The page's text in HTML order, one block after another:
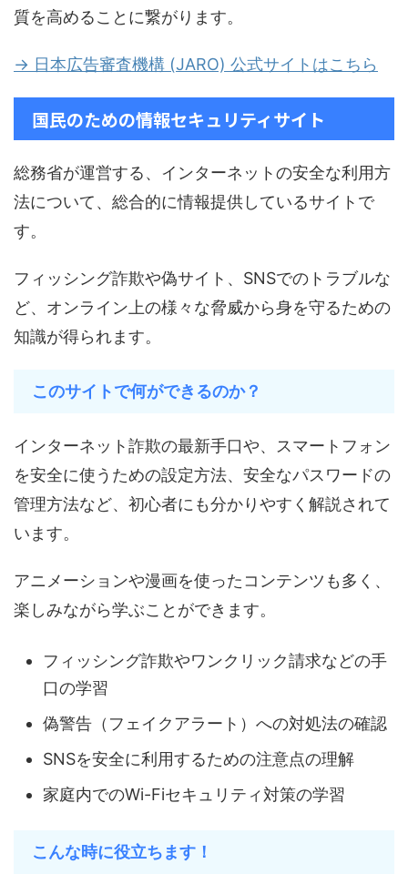
質を高めることに繋がります。
→ 日本広告審査機構 (JARO) 公式サイトはこちら
国民のための情報セキュリティサイト
総務省が運営する、インターネットの安全な利用方
法について、総合的に情報提供しているサイトで
す。
フィッシング詐欺や偽サイト、SNSでのトラブルな
ど、オンライン上の様々な脅威から身を守るための
知識が得られます。
このサイトで何ができるのか？
インターネット詐欺の最新手口や、スマートフォン
を安全に使うための設定方法、安全なパスワードの
管理方法など、初心者にも分かりやすく解説されて
います。
アニメーションや漫画を使ったコンテンツも多く、
楽しみながら学ぶことができます。
フィッシング詐欺やワンクリック請求などの手
口の学習
偽警告（フェイクアラート）への対処法の確認
SNSを安全に利用するための注意点の理解
家庭内でのWi-Fiセキュリティ対策の学習
こんな時に役立ちます！